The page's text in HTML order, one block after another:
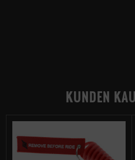
KUNDEN